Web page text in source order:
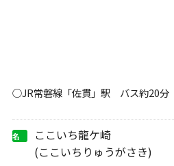
○JR常磐線「佐貫」駅 バス約20分
名
ここいち龍ケ崎
(ここいちりゅうがさき)